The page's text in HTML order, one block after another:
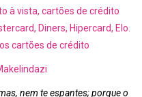
à vista, cartões de crédito
Diners, Hipercard, Elo.
cartões de crédito
nem te espantes; porque o